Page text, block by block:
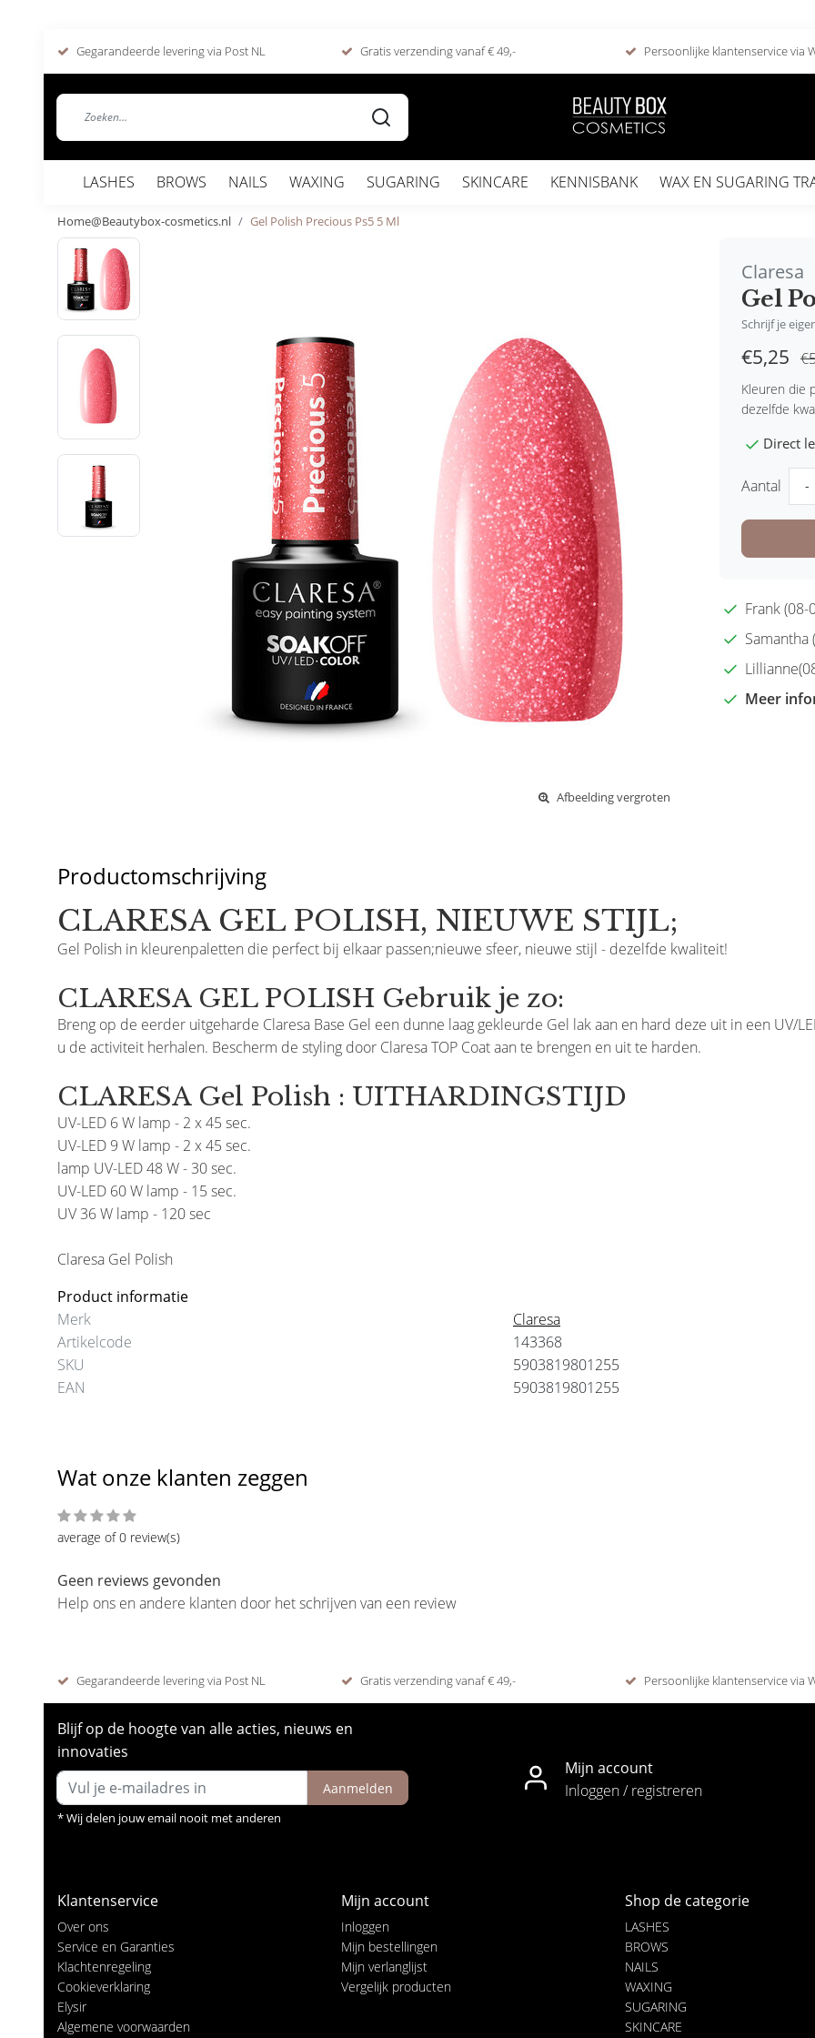
Gegarandeerde levering via Post NL Gratis verzending vanaf € 49,- Persoonlijke klantenservice via
LASHES BROWS NAILS WAXING SUGARING SKINCARE KENNISBANK WAX EN SUGARING
Home@Beautybox-cosmetics.nl Gel Polish Precious Ps5 5 Ml
Afbeelding vergroten
Claresa
Gel
Schrijf je
€5,25
Kleuren die
dezelfde
Direct
Aantal -
Frank
Meer
Productomschrijving
CLARESA GEL POLISH, NIEUWE STIJL;
Gel Polish in kleurenpaletten die perfect bij elkaar passen;nieuwe sfeer, nieuwe stijl - dezelfde kwaliteit!
CLARESA GEL POLISH Gebruik je zo:
Breng op de eerder uitgeharde Claresa Base Gel een dunne laag gekleurde Gel lak aan en hard deze uit in een UV/
u de activiteit herhalen. Bescherm de styling door Claresa TOP Coat aan te brengen en uit te harden.
CLARESA Gel Polish : UITHARDINGSTIJD
UV-LED 6 W lamp - 2 x 45 sec.
UV-LED 9 W lamp - 2 x 45 sec.
lamp UV-LED 48 W - 30 sec.
UV-LED 60 W lamp - 15 sec.
UV 36 W lamp - 120 sec
Claresa Gel Polish
Product informatie
Merk
Claresa
Artikelcode
143368
SKU
5903819801255
EAN
5903819801255
Wat onze klanten zeggen
average of 0 review(s)
Geen reviews gevonden
Help ons en andere klanten door het schrijven van een review
Gegarandeerde levering via Post NL Gratis verzending vanaf € 49,- Persoonlijke klantenservice via
Blijf op de hoogte van alle acties, nieuws en
innovaties
Aanmelden
* Wij delen jouw email nooit met anderen
Mijn account
Inloggen / registreren
Klantenservice
Over ons
Service en Garanties
Klachtenregeling
Cookieverklaring
Elysir
Algemene voorwaarden
Mijn account
Inloggen
Mijn bestellingen
Mijn verlanglijst
Vergelijk producten
Shop de categorie
LASHES
BROWS
NAILS
WAXING
SUGARING
SKINCARE